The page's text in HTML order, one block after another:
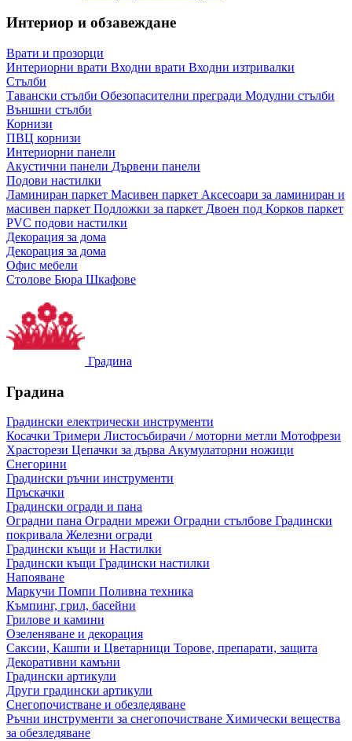
Интериор и обзавеждане
Врати и прозорци
Интериорни врати Входни врати Входни изтривалки
Стълби
Тавански стълби Обезопасителни прегради Модулни стълби
Външни стълби
Корнизи
ПВЦ корнизи
Интериорни панели
Акустични панели Дървени панели
Подови настилки
Ламиниран паркет Масивен паркет Аксесоари за ламиниран и
масивен паркет Подложки за паркет Двоен под Корков паркет
PVC подови настилки
Декорация за дома
Декорация за дома
Офис мебели
Столове Бюра Шкафове
Градина
Градина
Градински електрически инструменти
Косачки Тримери Листосъбирачи / моторни метли Мотофрези
Храсторези Цепачки за дърва Акумулаторни ножици
Снегорини
Градински ръчни инструменти
Пръскачки
Градински огради и пана
Оградни пана Оградни мрежи Оградни стълбове Градински
покривала Железни огради
Градински къщи и Настилки
Градински къщи Градински настилки
Напояване
Маркучи Помпи Поливна техника
Къмпинг, грил, басейни
Грилове и камини
Озеленяване и декорация
Саксии, Кашпи и Цветарници Торове, препарати, защита
Декоративни камъни
Градински артикули
Други градински артикули
Снегопочистване и обезледяване
Ръчни инструменти за снегопочистване Химически вещества
за обезледяване